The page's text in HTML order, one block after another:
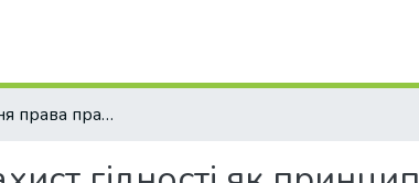
Забезпечення права працівника на захист гідності як принцип трудового права України